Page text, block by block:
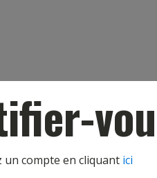
un compte en cliquant ici